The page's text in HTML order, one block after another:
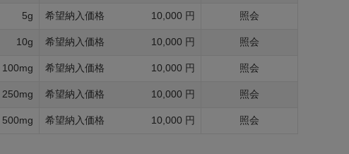
5g 希望納入価格 10,000 円 照会
10g 希望納入価格 10,000 円 照会
100mg 希望納入価格 10,000 円 照会
250mg 希望納入価格 10,000 円 照会
500mg 希望納入価格 10,000 円 照会